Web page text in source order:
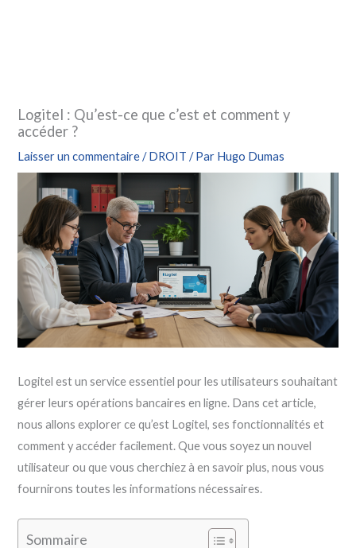
Logitel : Qu’est-ce que c’est et comment y
accéder ?
Laisser un commentaire /DROIT / Par Hugo Dumas
Logitel est un service essentiel pour les utilisateurs souhaitant
gérer leurs opérations bancaires en ligne. Dans cet article,
nous allons explorer ce qu’est Logitel, ses fonctionnalités et
comment y accéder facilement. Que vous soyez un nouvel
utilisateur ou que vous cherchiez à en savoir plus, nous vous
fournirons toutes les informations nécessaires.
Sommaire